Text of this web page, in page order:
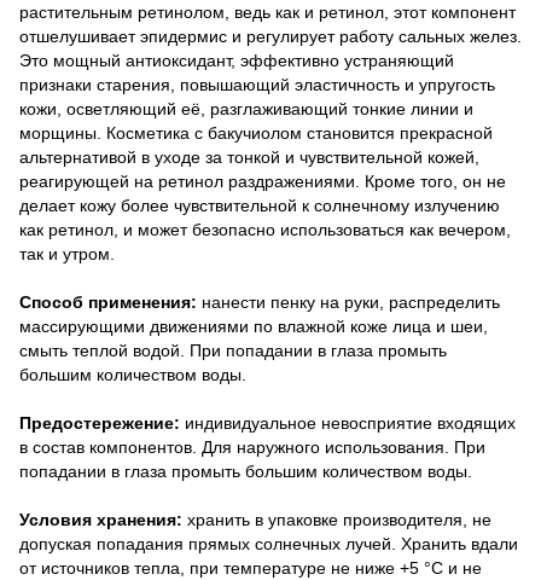
растительным ретинолом, ведь как и ретинол, этот компонент
отшелушивает эпидермис и регулирует работу сальных желез.
Это мощный антиоксидант, эффективно устраняющий
признаки старения, повышающий эластичность и упругость
кожи, осветляющий её, разглаживающий тонкие линии и
морщины. Косметика с бакучиолом становится прекрасной
альтернативой в уходе за тонкой и чувствительной кожей,
реагирующей на ретинол раздражениями. Кроме того, он не
делает кожу более чувствительной к солнечному излучению
как ретинол, и может безопасно использоваться как вечером,
так и утром.
Способ применения: нанести пенку на руки, распределить
массирующими движениями по влажной коже лица и шеи,
смыть теплой водой. При попадании в глаза промыть
большим количеством воды.
Предостережение: индивидуальное невосприятие входящих
в состав компонентов. Для наружного использования. При
попадании в глаза промыть большим количеством воды.
Условия хранения: хранить в упаковке производителя, не
допуская попадания прямых солнечных лучей. Хранить вдали
от источников тепла, при температуре не ниже +5 °C и не